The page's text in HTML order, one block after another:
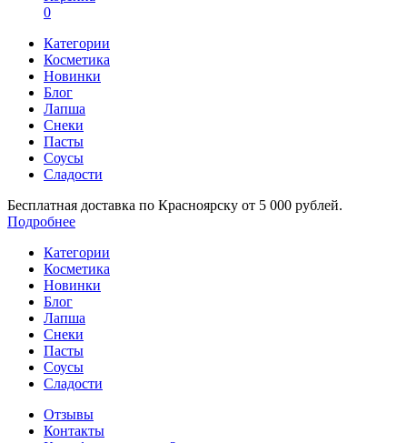
0
Категории
Косметика
Новинки
Блог
Лапша
Снеки
Пасты
Соусы
Сладости
Бесплатная доставка по Красноярску от 5 000 рублей.
Подробнее
Категории
Косметика
Новинки
Блог
Лапша
Снеки
Пасты
Соусы
Сладости
Отзывы
Контакты